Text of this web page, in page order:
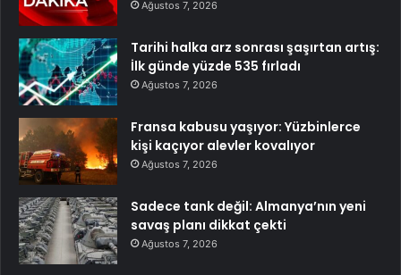
Ağustos 7, 2026
Tarihi halka arz sonrası şaşırtan artış:
İlk günde yüzde 535 fırladı
Ağustos 7, 2026
Fransa kabusu yaşıyor: Yüzbinlerce
kişi kaçıyor alevler kovalıyor
Ağustos 7, 2026
Sadece tank değil: Almanya’nın yeni
savaş planı dikkat çekti
Ağustos 7, 2026